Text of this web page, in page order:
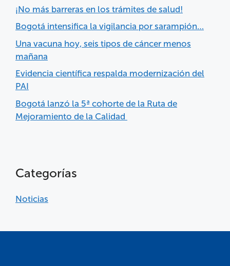
¡No más barreras en los trámites de salud!
Bogotá intensifica la vigilancia por sarampión…
Una vacuna hoy, seis tipos de cáncer menos
mañana
Evidencia científica respalda modernización del
PAI
Bogotá lanzó la 5ª cohorte de la Ruta de
Mejoramiento de la Calidad
Categorías
Noticias